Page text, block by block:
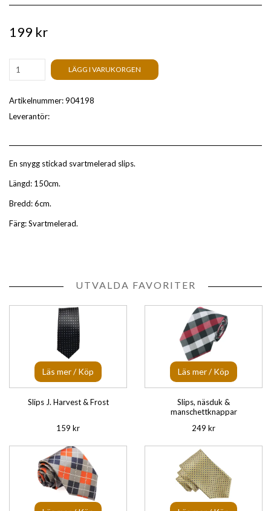
199 kr
LÄGG I VARUKORGEN
Artikelnummer:904198
Leverantör:
En snygg stickad svartmelerad slips.
Längd: 150cm.
Bredd: 6cm.
Färg: Svartmelerad.
UTVALDA FAVORITER
Läs mer / Köp
Slips J. Harvest & Frost
159 kr
Läs mer / Köp
Slips, näsduk &
manschettknappar
249 kr